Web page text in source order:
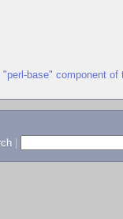
"perl-base" component